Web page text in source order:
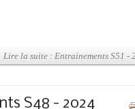
Lire la suite : Entrainements S51 -
S48 - 2024